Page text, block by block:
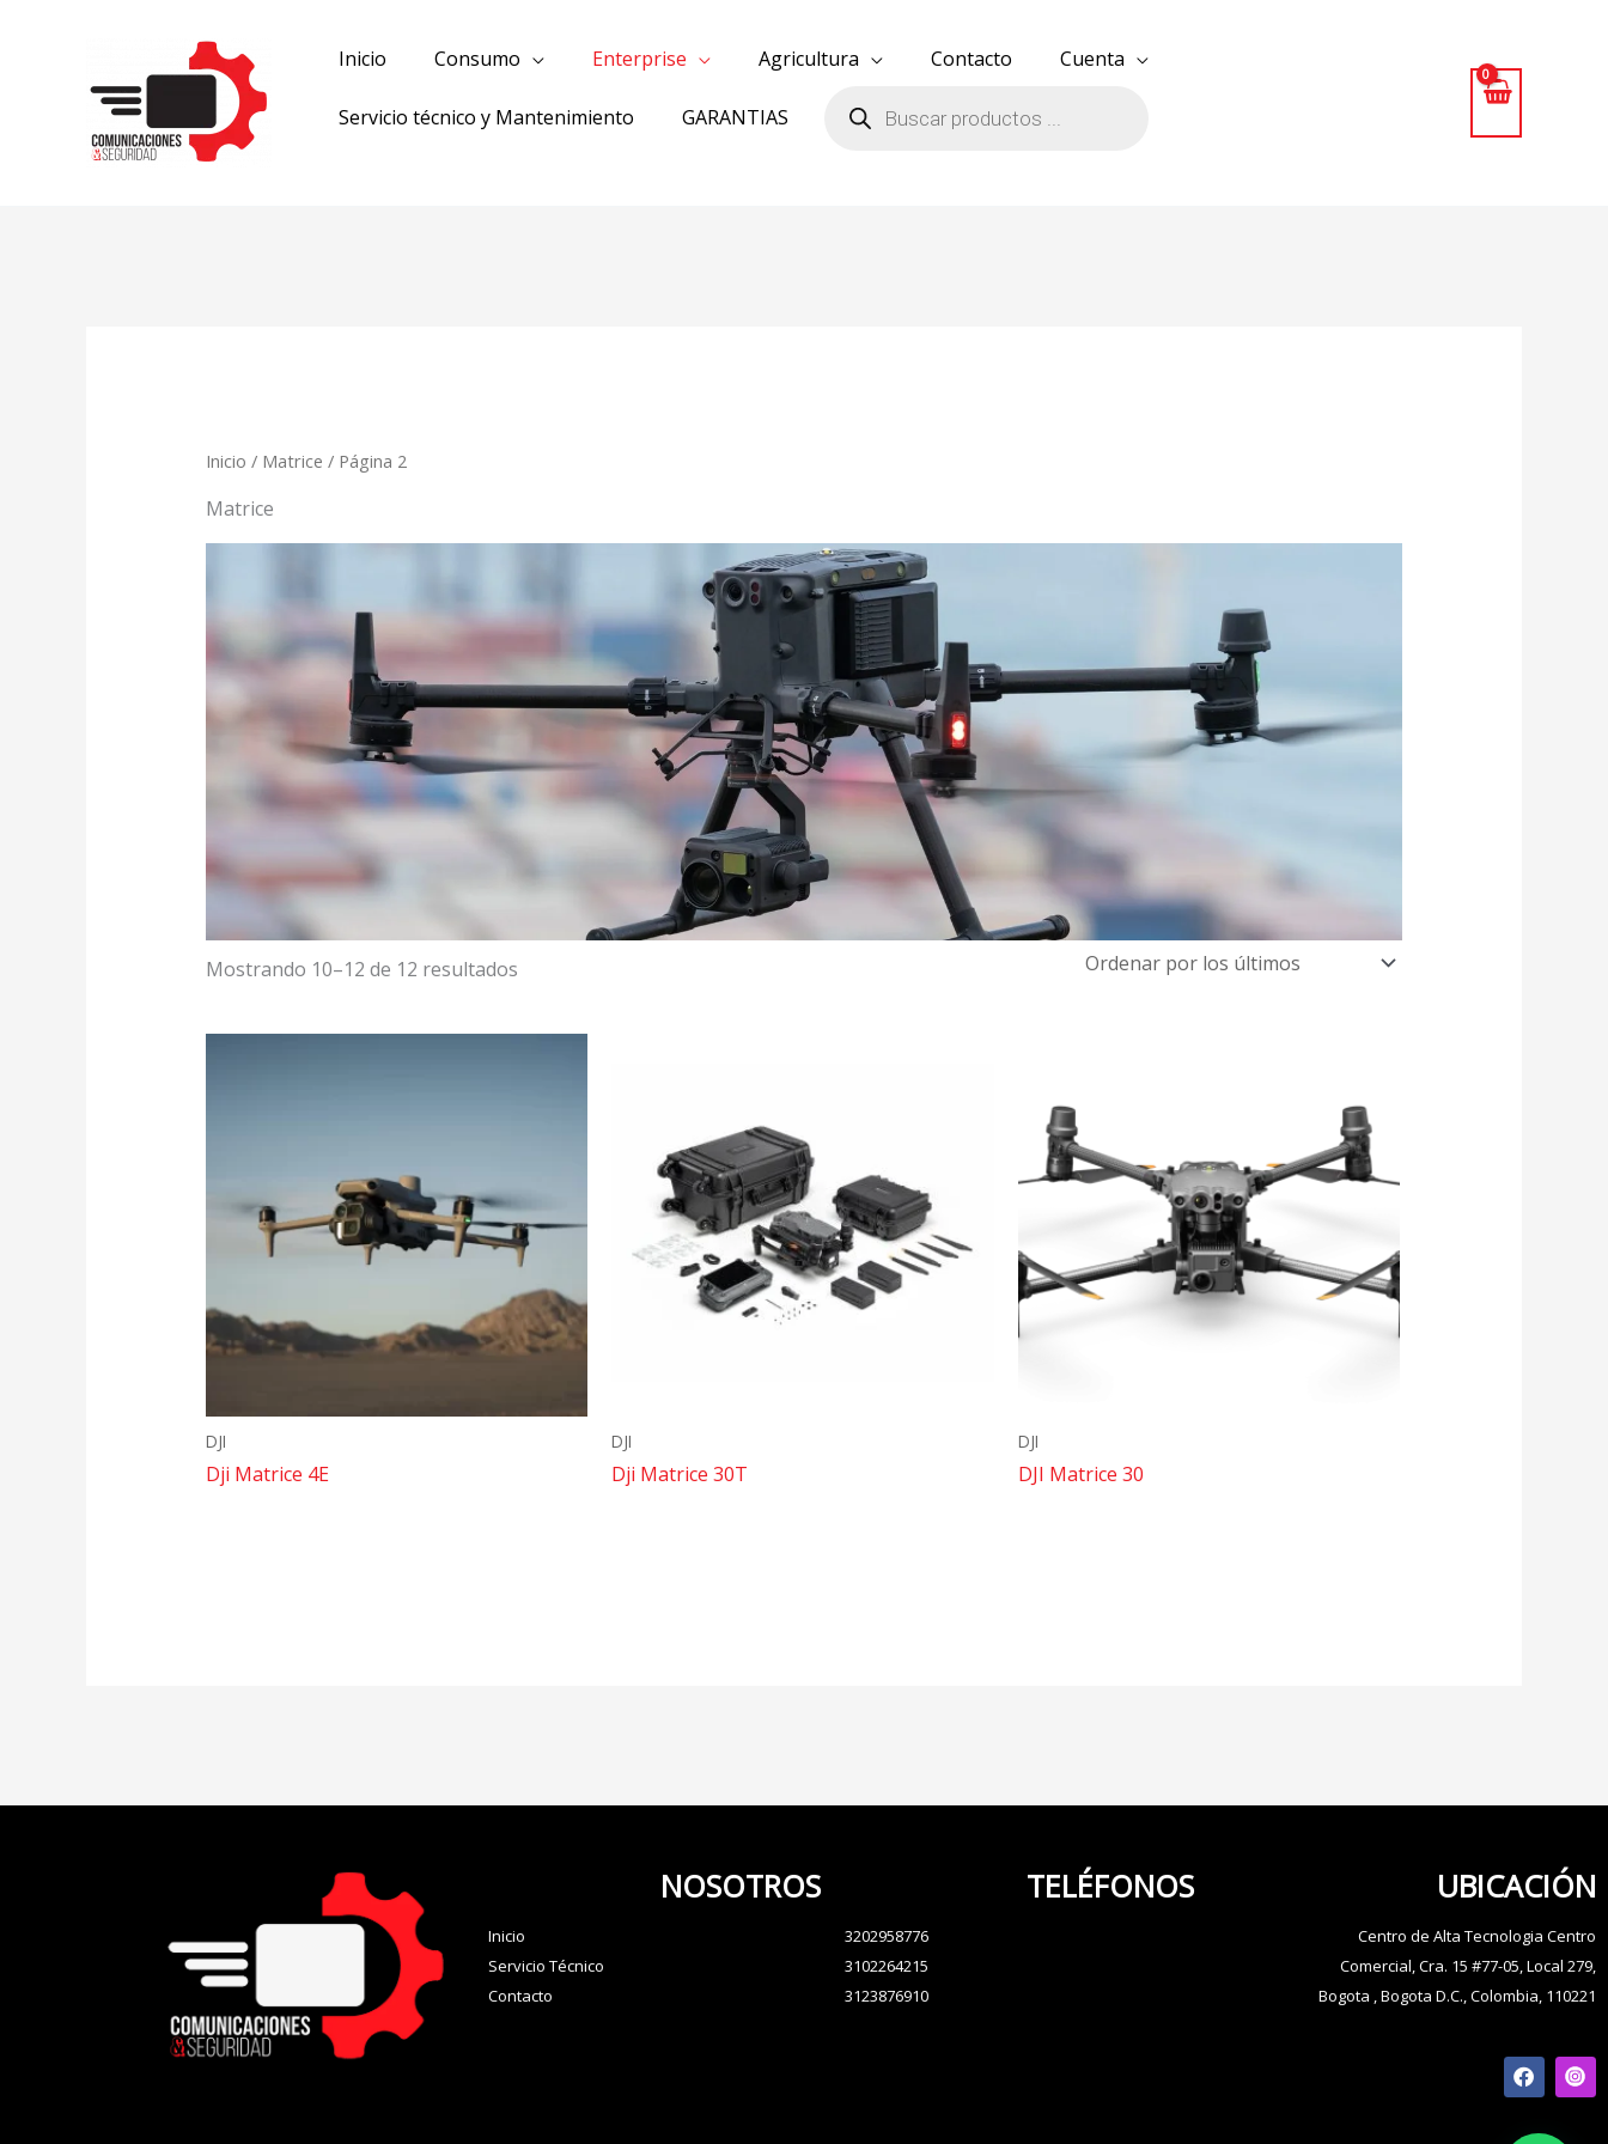
Inicio Consumo Enterprise Agricultura Contacto Cuenta
Servicio técnico y Mantenimiento GARANTIAS productos
Inicio / Matrice / Página 2
Matrice
Mostrando 10–12 de 12 resultados
DJI
Dji Matrice 4E
DJI
Dji Matrice 30T
DJI
DJI Matrice 30
NOSOTROS
Inicio
Servicio Técnico
Contacto
TELÉFONOS
3202958776
3102264215
3123876910
UBICACIÓN
Centro de Alta Tecnologia Centro
Comercial, Cra. 15 #77-05, Local 279,
Bogota , Bogota D.C., Colombia, 110221
F
a
c
e